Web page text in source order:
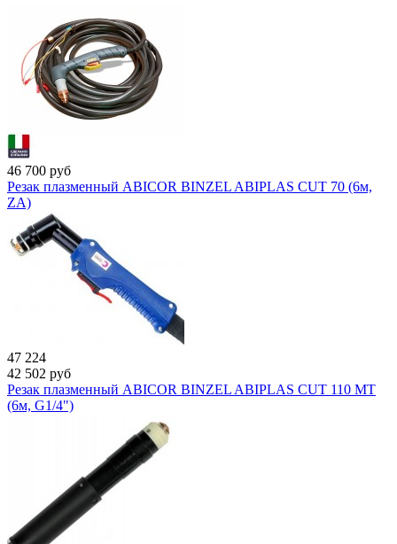
46 700 руб
Резак плазменный ABICOR BINZEL ABIPLAS CUT 70 (6м,
ZA)
47 224
42 502 руб
Резак плазменный ABICOR BINZEL ABIPLAS CUT 110 МТ
(6м, G1/4")